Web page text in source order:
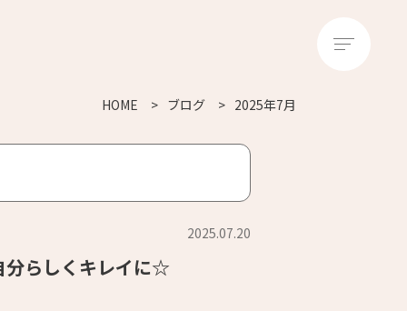
HOME ブログ 2025年7月
2025.07.20
分らしくキレイに☆